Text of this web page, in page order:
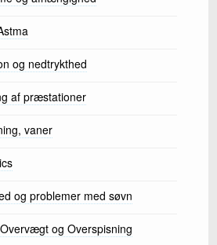
og nedtrykthed
af præstationer
vaner
og problemer med søvn
og Overspisning